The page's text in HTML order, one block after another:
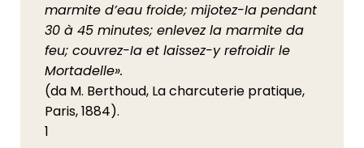
marmite d’eau froide; mijotez-Ia pendant
30 à 45 minutes; enlevez la marmite da
feu; couvrez-Ia et laissez-y refroidir le
Mortadelle».
(da M. Berthoud, La charcuterie pratique,
Paris, 1884).
1